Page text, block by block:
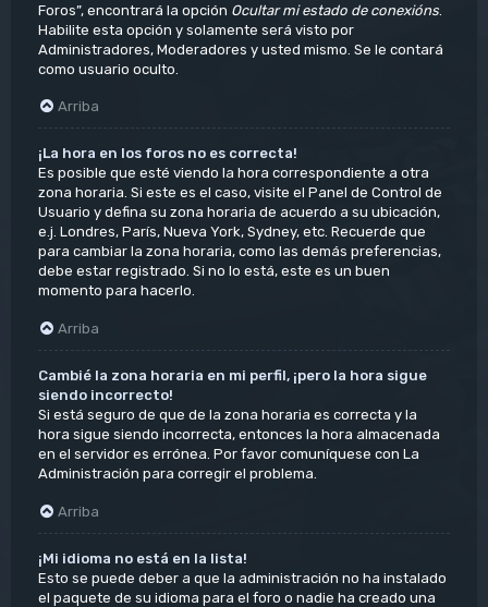
Foros”, encontrará la opción Ocultar mi estado de conexións.
Habilite esta opción y solamente será visto por
Administradores, Moderadores y usted mismo. Se le contará
como usuario oculto.
Arriba
¡La hora en los foros no es correcta!
Es posible que esté viendo la hora correspondiente a otra
zona horaria. Si este es el caso, visite el Panel de Control de
Usuario y defina su zona horaria de acuerdo a su ubicación,
e.j. Londres, París, Nueva York, Sydney, etc. Recuerde que
para cambiar la zona horaria, como las demás preferencias,
debe estar registrado. Si no lo está, este es un buen
momento para hacerlo.
Arriba
Cambié la zona horaria en mi perfil, ¡pero la hora sigue
siendo incorrecto!
Si está seguro de que de la zona horaria es correcta y la
hora sigue siendo incorrecta, entonces la hora almacenada
en el servidor es errónea. Por favor comuníquese con La
Administración para corregir el problema.
Arriba
¡Mi idioma no está en la lista!
Esto se puede deber a que la administración no ha instalado
el paquete de su idioma para el foro o nadie ha creado una